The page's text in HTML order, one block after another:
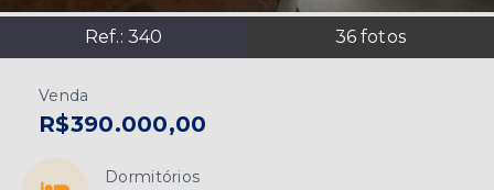
Ref.: 340 36 fotos
Venda
R$390.000,00
Dormitórios